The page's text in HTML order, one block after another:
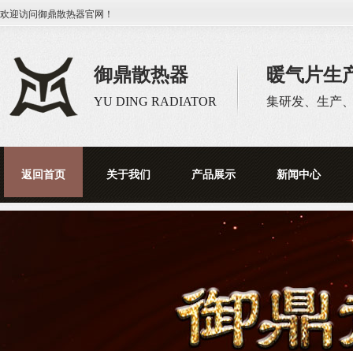
欢迎访问御鼎散热器官网！
御鼎散热器 暖气片生
YU DING RADIATOR 集研发、生产
返回首页 关于我们 产品展示 新闻中心